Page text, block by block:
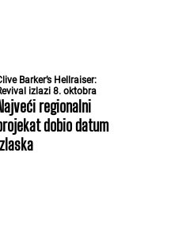
Barker’s Hellraiser:
izlazi 8. oktobra
regionalni
dobio datum